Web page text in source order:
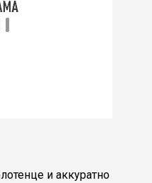
и аккуратно